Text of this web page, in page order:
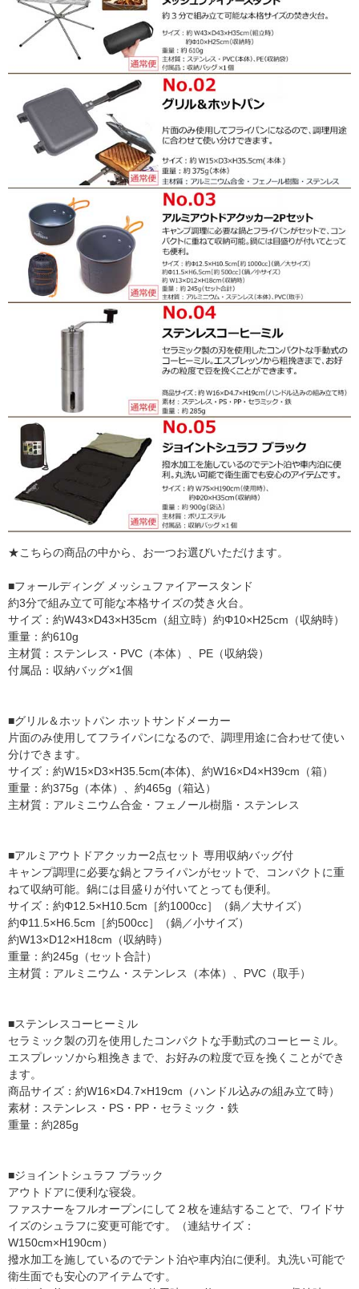
★こちらの商品の中から、お一つお選びいただけます。
■フォールディング メッシュファイアースタンド
約3分で組み立て可能な本格サイズの焚き火台。
サイズ：約W43×D43×H35cm（組立時）約Φ10×H25cm（収納時）
重量：約610g
主材質：ステンレス・PVC（本体）、PE（収納袋）
付属品：収納バッグ×1個
■グリル＆ホットパン ホットサンドメーカー
片面のみ使用してフライパンになるので、調理用途に合わせて使い
分けできます。
サイズ：約W15×D3×H35.5cm(本体)、約W16×D4×H39cm（箱）
重量：約375g（本体）、約465g（箱込）
主材質：アルミニウム合金・フェノール樹脂・ステンレス
■アルミアウトドアクッカー2点セット 専用収納バッグ付
キャンプ調理に必要な鍋とフライパンがセットで、コンパクトに重
ねて収納可能。鍋には目盛りが付いてとっても便利。
サイズ：約Φ12.5×H10.5cm［約1000cc］（鍋／大サイズ）
約Φ11.5×H6.5cm［約500cc］（鍋／小サイズ）
約W13×D12×H18cm（収納時）
重量：約245g（セット合計）
主材質：アルミニウム・ステンレス（本体）、PVC（取手）
■ステンレスコーヒーミル
セラミック製の刃を使用したコンパクトな手動式のコーヒーミル。
エスプレッソから粗挽きまで、お好みの粒度で豆を挽くことができ
ます。
商品サイズ：約W16×D4.7×H19cm（ハンドル込みの組み立て時）
素材：ステンレス・PS・PP・セラミック・鉄
重量：約285g
■ジョイントシュラフ ブラック
アウトドアに便利な寝袋。
ファスナーをフルオープンにして２枚を連結することで、ワイドサ
イズのシュラフに変更可能です。（連結サイズ：
W150cm×H190cm）
撥水加工を施しているのでテント泊や車内泊に便利。丸洗い可能で
衛生面でも安心のアイテムです。